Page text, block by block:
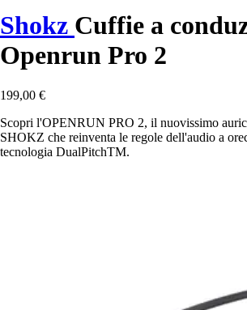
Shokz Cuffie a
Openrun Pro 2
199,00 €
Scopri l'OPENRUN PRO 2, il nuovissimo
SHOKZ che reinventa le regole dell'audio a
tecnologia DualPitchTM.